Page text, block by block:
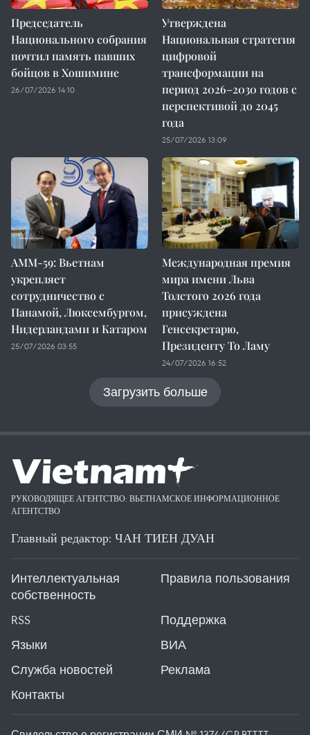
Председатель
Национального собрания
почтил память павших
бойцов в Хошимине
26/07/2026 14:10
Утверждена
Национальная стратегия
цифровой
трансформации на
период 2026–2030 годов с
перспективой до 2045
года
25/07/2026 13:09
AMM-59: Вьетнам
укрепляет
сотрудничество с
Панамой, Люксембургом,
Нидерландами и Катаром
25/07/2026 03:55
Международная премия
мира имени Льва
Толстого 2026 года
присуждена
Генсекретарю,
Президенту То Ламу
24/07/2026 16:52
Загрузить больше
РУКОВОДЯЩЕЕ АГЕНТСТВО: ВЬЕТНАМСКОЕ ИНФОРМАЦИОННОЕ
АГЕНТСТВО
Главный редактор: ЧАН ТИЕН ДУАН
Интеллектуальная
собственность
Правила пользования
RSS
Поддержка
Языки
ВИА
Служба новостей
Реклама
Контакты